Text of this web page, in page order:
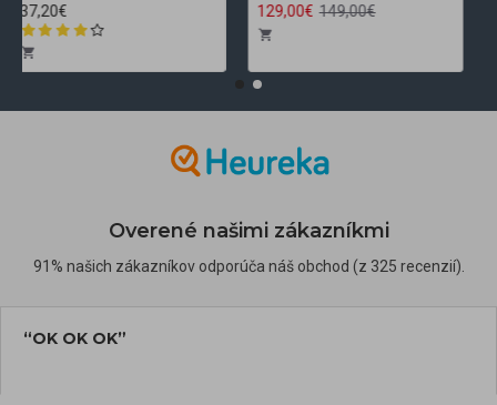
37,20€ 129,00€ 149,00€
Overené našimi zákazníkmi
91% našich zákazníkov odporúča náš obchod (z 325 recenzií).
“OK OK OK”